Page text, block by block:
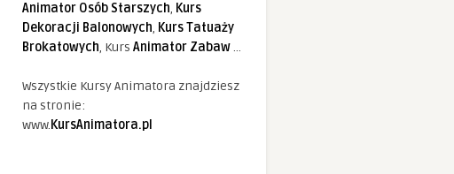
Animator Osób Starszych, Kurs
Dekoracji Balonowych, Kurs Tatuaży
Brokatowych, Kurs Animator Zabaw...
Wszystkie Kursy Animatora znajdziesz
na stronie:
www.KursAnimatora.pl